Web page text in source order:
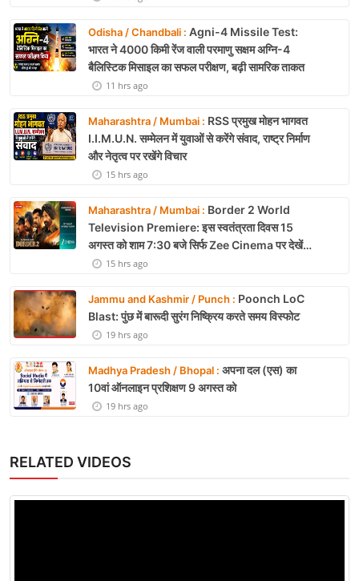
Odisha / Chandbali : Agni-4 Missile Test:
भारत ने 4000 किमी रेंज वाली परमाणु सक्षम अग्नि-4
बैलिस्टिक मिसाइल का सफल परीक्षण, बढ़ी सामरिक ताकत
11 hrs ago
Maharashtra / Mumbai : RSS प्रमुख मोहन भागवत
I.I.M.U.N. सम्मेलन में युवाओं से करेंगे संवाद, राष्ट्र निर्माण
और नेतृत्व पर रखेंगे विचार
15 hrs ago
Maharashtra / Mumbai : Border 2 World
Television Premiere: इस स्वतंत्रता दिवस 15
अगस्त को शाम 7:30 बजे सिर्फ Zee Cinema पर देखें
बॉर्डर 215 hrs ago
Jammu and Kashmir / Punch : Poonch LoC
Blast: पुंछ में बारूदी सुरंग निष्क्रिय करते समय विस्फोट
19 hrs ago
Madhya Pradesh / Bhopal : अपना दल (एस) का
10वां ऑनलाइन प्रशिक्षण 9 अगस्त को
19 hrs ago
RELATED VIDEOS